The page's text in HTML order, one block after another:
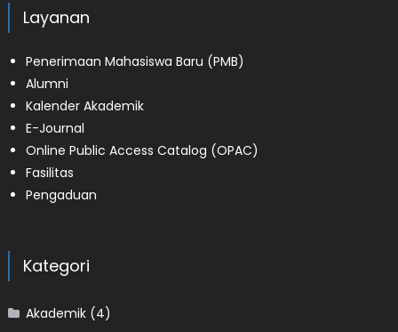
Layanan
Penerimaan Mahasiswa Baru (PMB)
Alumni
Kalender Akademik
E-Journal
Online Public Access Catalog (OPAC)
Fasilitas
Pengaduan
Kategori
Akademik(4)